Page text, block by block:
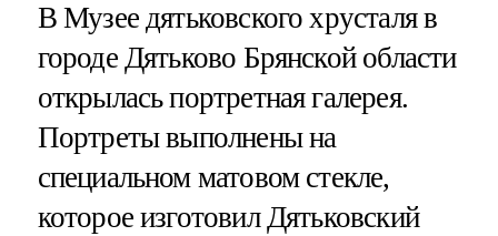
В Музее дятьковского хрусталя в
городе Дятьково Брянской области
открылась портретная галерея.
Портреты выполнены на
специальном матовом стекле,
которое изготовил Дятьковский